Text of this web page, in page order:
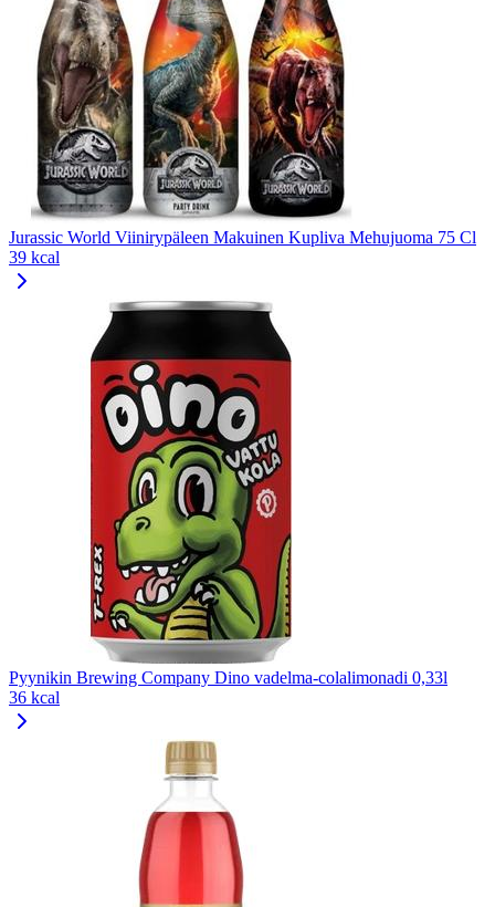
Jurassic World Viinirypäleen Makuinen Kupliva Mehujuoma 75 Cl
39 kcal
Pyynikin Brewing Company Dino vadelma-colalimonadi 0,33l
36 kcal